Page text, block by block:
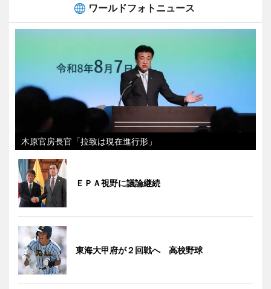
ワールドフォトニュース
木原官房長官「拉致は現在進行形」
ＥＰＡ視野に議論継続
東海大甲府が２回戦へ 高校野球